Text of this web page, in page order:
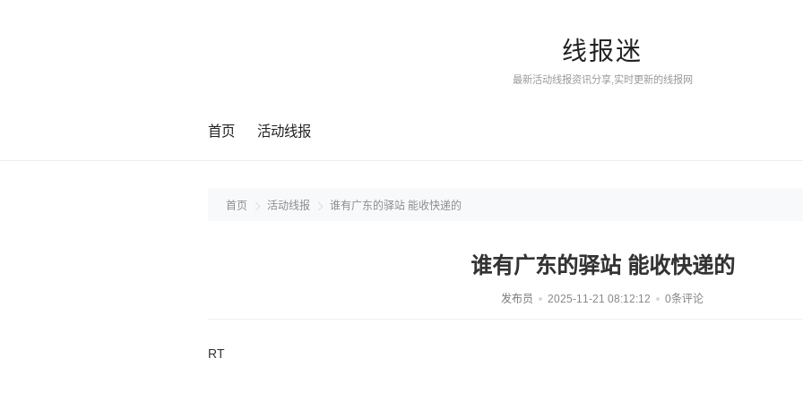
线报迷
最新活动线报资讯分享,实时更新的线报网
首页 活动线报
首页 活动线报 谁有广东的驿站 能收快递的
谁有广东的驿站 能收快递的
发布员 2025-11-21 08:12:12 0条评论
RT